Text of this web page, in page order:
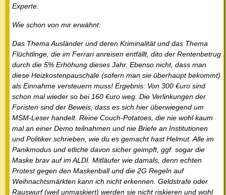
Experte.
Wie schon von mir erwähnt:
Das Thema Ausländer und deren Kriminalität und das Thema
Flüchtlinge, die im Ferrari anreisen entfällt, dito der Rentenbetrug
durch die 5% Erhöhung dieses Jahr. Ebenso nicht, dass man
diese Heizkostenpauschale (sofern man sie überhaupt bekommt)
als Einnahme versteuern muss! Ergebnis: Von 300 €uro sind
schon mal wieder so bei 160 €uro weg. Die Verlinkungen der
Foristen sind der Beweis, dass es sich hier überwiegend um
MSM-Leser handelt. Reine Couch-Potatoes, die nie wohl kaum
mal an einer Demo teilnahmen und nie Briefe an Institutionen
und Politiker schrieben, wie du es gemacht hast Helmut. Alle im
Panikmodus und etliche davon sicher geimpft, ggf. sogar die
Maske brav auf im ALDI. Mitläufer wie damals, denn echten
Protest gegen den Maskenball und die 2G Regeln auf
Weihnachtsmärkten kann ich nicht erkennen. Geldstrafe oder
Rauswurf (weil unmaskiert) werden sie nicht riskieren und wohl